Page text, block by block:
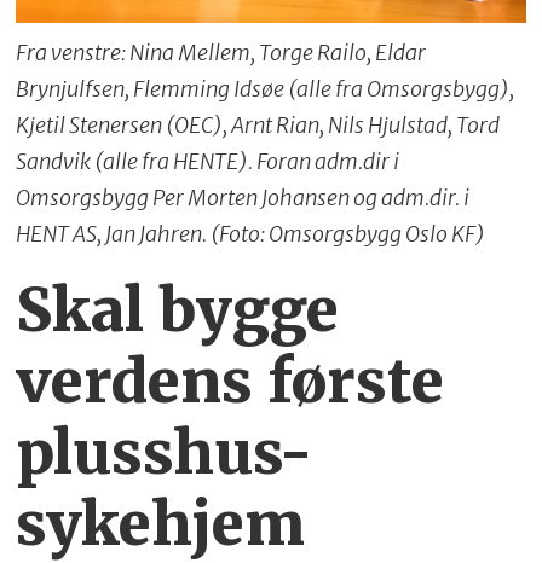
Fra venstre: Nina Mellem, Torge Railo, Eldar
Brynjulfsen, Flemming Idsøe (alle fra Omsorgsbygg),
Kjetil Stenersen (OEC), Arnt Rian, Nils Hjulstad, Tord
Sandvik (alle fra HENTE). Foran adm.dir i
Omsorgsbygg Per Morten Johansen og adm.dir. i
HENT AS, Jan Jahren. (Foto: Omsorgsbygg Oslo KF)
Skal bygge
verdens første
plusshus-
sykehjem